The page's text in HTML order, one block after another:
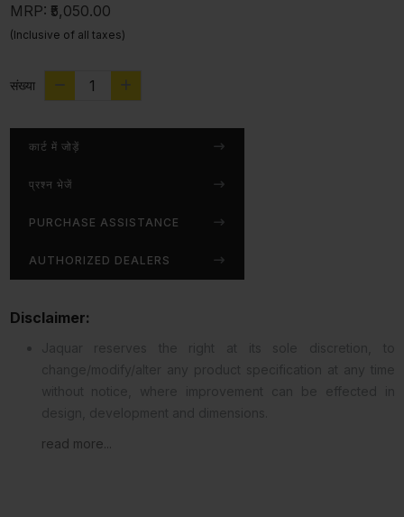
MRP: ₹5,050.00
(Inclusive of all taxes)
संख्या
कार्ट में जोड़ें
प्रश्न भेजें
PURCHASE ASSISTANCE
AUTHORIZED DEALERS
Disclaimer:
read more...